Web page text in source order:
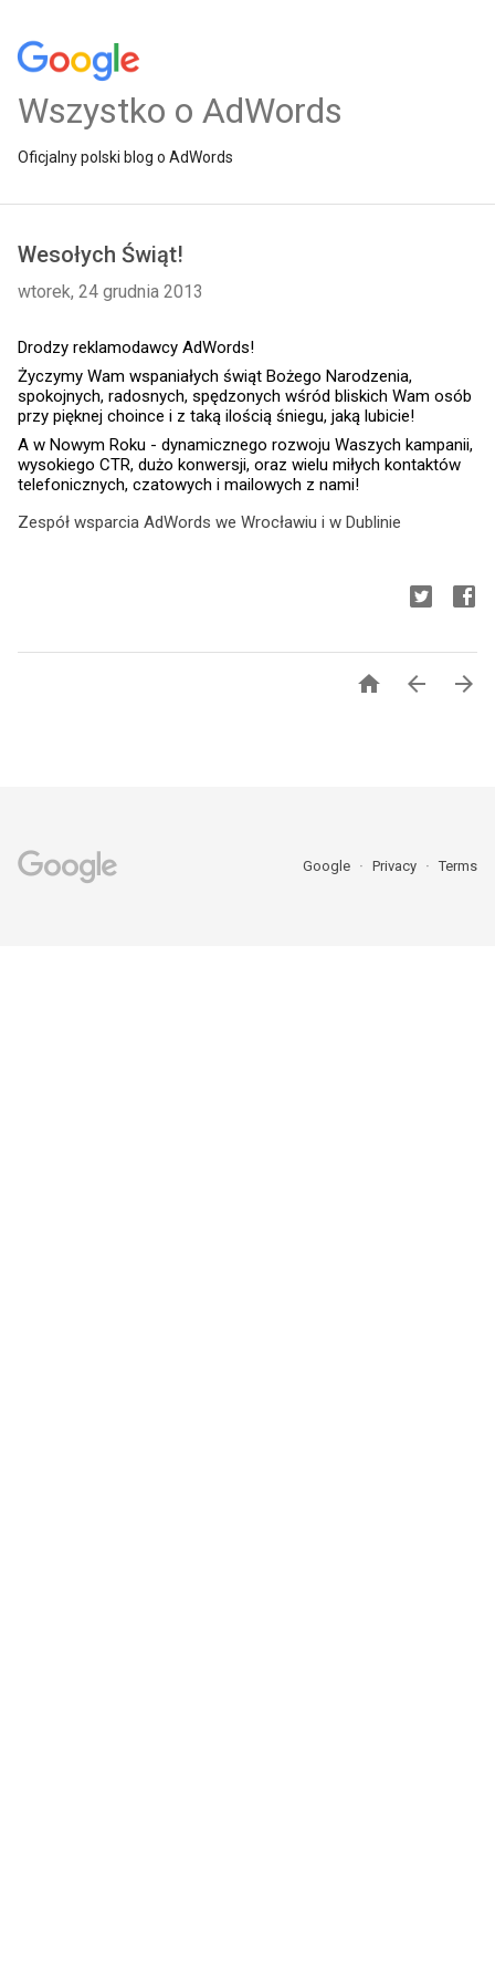
Wszystko o AdWords
Oficjalny polski blog o AdWords
Wesołych Świąt!
wtorek, 24 grudnia 2013
Drodzy reklamodawcy AdWords!
Życzymy Wam wspaniałych świąt Bożego Narodzenia,
spokojnych, radosnych, spędzonych wśród bliskich Wam osób
przy pięknej choince i z taką ilością śniegu, jaką lubicie!
A w Nowym Roku - dynamicznego rozwoju Waszych kampanii,
wysokiego CTR, dużo konwersji, oraz wielu miłych kontaktów
telefonicznych, czatowych i mailowych z nami!
Zespół wsparcia AdWords we Wrocławiu i w Dublinie
  
Google Privacy Terms